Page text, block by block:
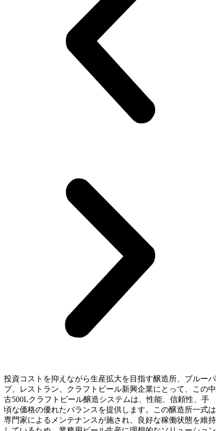
投資コストを抑えながら生産拡大を目指す醸造所、ブルーパ
ブ、レストラン、クラフトビール新興企業にとって、この中
古500Lクラフトビール醸造システムは、性能、信頼性、手
頃な価格の優れたバランスを提供します。この醸造所一式は
専門家によるメンテナンスが施され、良好な稼働状態を維持